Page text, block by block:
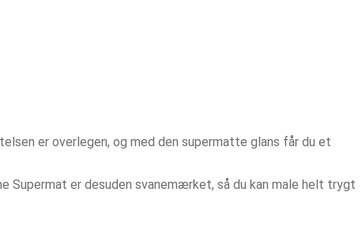
er overlegen, og med den supermatte glans får du et
Supermat er desuden svanemærket, så du kan male helt trygt